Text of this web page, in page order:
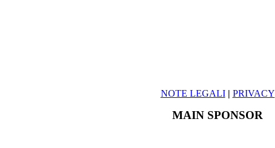
NOTE LEGALI | PRIVACY
MAIN SPONSOR